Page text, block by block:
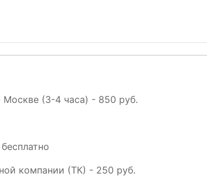
Москве (3-4 часа) - 850 руб.
компании (ТК) - 250 руб.